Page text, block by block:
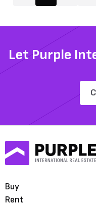
Let Purple
Buy
Rent